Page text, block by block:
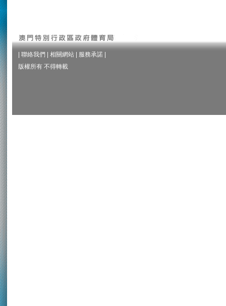
聯絡我們 相關網站 服務承諾
版權所有 不得轉載